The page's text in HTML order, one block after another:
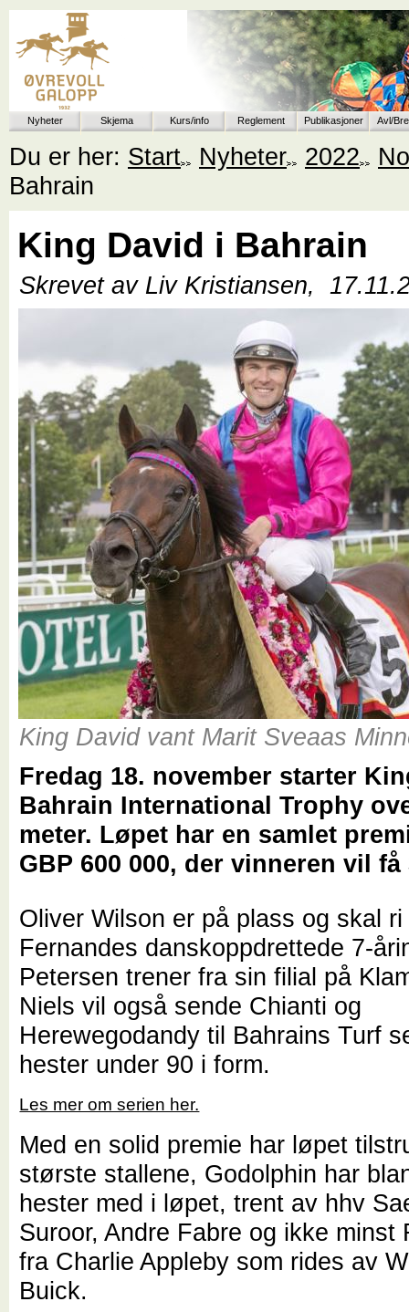
Nyheter Skjema Kurs/info Reglement Publikasjoner Avl/
Du er her: Start Nyheter 2022
Bahrain
King David i Bahrain
Skrevet av Liv Kristiansen,
King David vant Marit Sveaas
Fredag 18. november starter
Bahrain International Trophy
meter. Løpet har en samlet
GBP 600 000, der vinneren vil
Oliver Wilson er på plass og skal ri
Fernandes danskoppdrettede 7-
Petersen trener fra sin filial på
Niels vil også sende Chianti og
Herewegodandy til Bahrains Turf
hester under 90 i form.
Les mer om serien her.
Med en solid premie har løpet
største stallene, Godolphin har
hester med i løpet, trent av hhv
Suroor, Andre Fabre og ikke minst
fra Charlie Appleby som rides av
Buick.